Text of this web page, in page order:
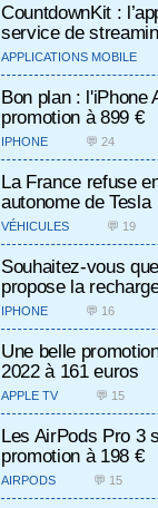
CountdownKit :
service de
APPLICATIONS MOBILE
Bon plan : l'iPhone
promotion à 899 €
IPHONE 💬 24
La France refuse
autonome de Tesla
VÉHICULES 💬 19
Souhaitez-vous
propose la
IPHONE 💬 16
Une belle
2022 à 161 euros
APPLE TV 💬 15
Les AirPods Pro 3
promotion à 198 €
AIRPODS 💬 15